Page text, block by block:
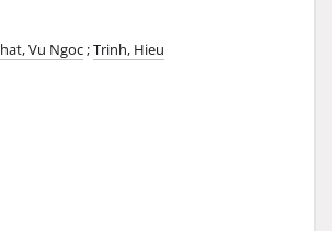
Vu Ngoc;Trinh, Hieu